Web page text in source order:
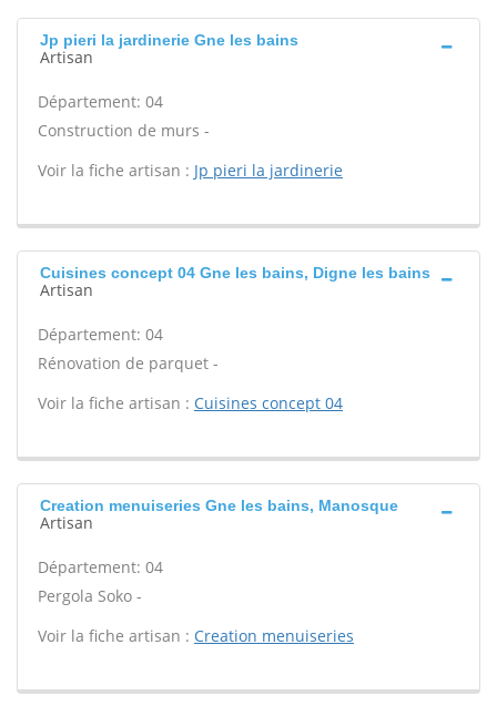
Jp pieri la jardinerie Gne les bains
Artisan
Département: 04
Construction de murs -
Voir la fiche artisan : Jp pieri la jardinerie
Cuisines concept 04 Gne les bains, Digne les bains
Artisan
Département: 04
Rénovation de parquet -
Voir la fiche artisan : Cuisines concept 04
Creation menuiseries Gne les bains, Manosque
Artisan
Département: 04
Pergola Soko -
Voir la fiche artisan : Creation menuiseries